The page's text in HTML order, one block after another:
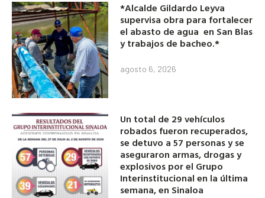
*Alcalde Gildardo Leyva
supervisa obra para fortalecer
el abasto de agua en San Blas
y trabajos de bacheo.*
agosto 6, 2026
Un total de 29 vehículos
robados fueron recuperados,
se detuvo a 57 personas y se
aseguraron armas, drogas y
explosivos por el Grupo
Interinstitucional en la última
semana, en Sinaloa